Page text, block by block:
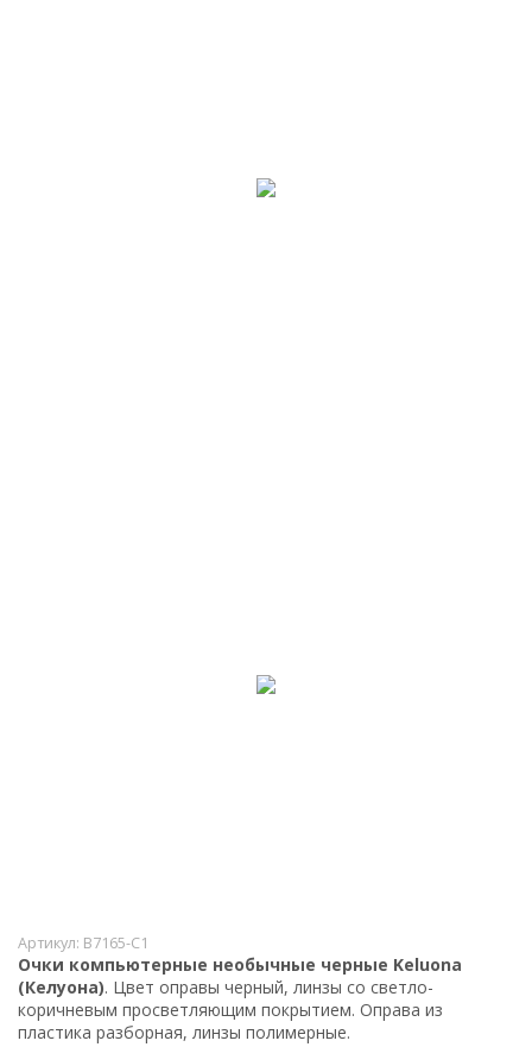
Артикул: B7165-C1
Очки компьютерные необычные черные Keluona
(Келуона). Цвет оправы черный, линзы со светло-
коричневым просветляющим покрытием. Оправа из
пластика разборная, линзы полимерные.